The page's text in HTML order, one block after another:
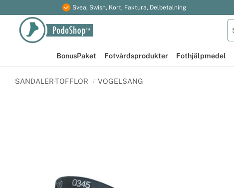
Svea, Swish, Kort, Faktura, Delbetalning
BonusPaket Fotvårdsprodukter Fothjälpmedel
SANDALER-TOFFLOR VOGELSANG